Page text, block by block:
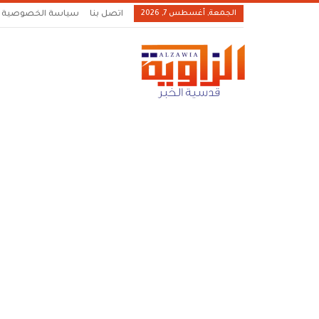
الجمعة, أغسطس 7, 2026 اتصل بنا سياسة الخصوصية